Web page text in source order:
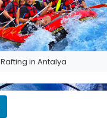
Rafting in Antalya